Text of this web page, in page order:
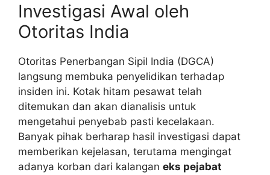
Investigasi Awal oleh
Otoritas India
Otoritas Penerbangan Sipil India (DGCA)
langsung membuka penyelidikan terhadap
insiden ini. Kotak hitam pesawat telah
ditemukan dan akan dianalisis untuk
mengetahui penyebab pasti kecelakaan.
Banyak pihak berharap hasil investigasi dapat
memberikan kejelasan, terutama mengingat
adanya korban dari kalangan eks pejabat